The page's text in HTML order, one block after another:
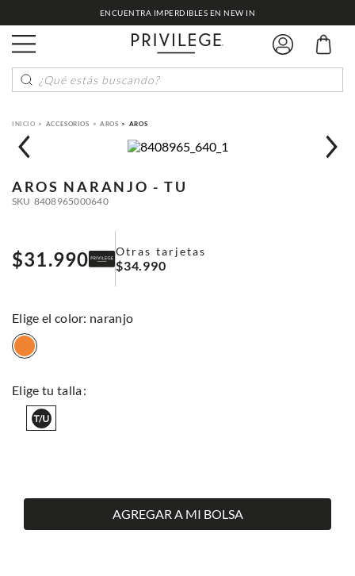
ENCUENTRA IMPERDIBLES EN NEW IN
¿Qué estás buscando?
ACCESORIOS AROS AROS
AROS NARANJO - TU
SKU 8408965000640
$31.990 Otras tarjetas
$34.990
: naranjo
AGREGAR A MI BOLSA